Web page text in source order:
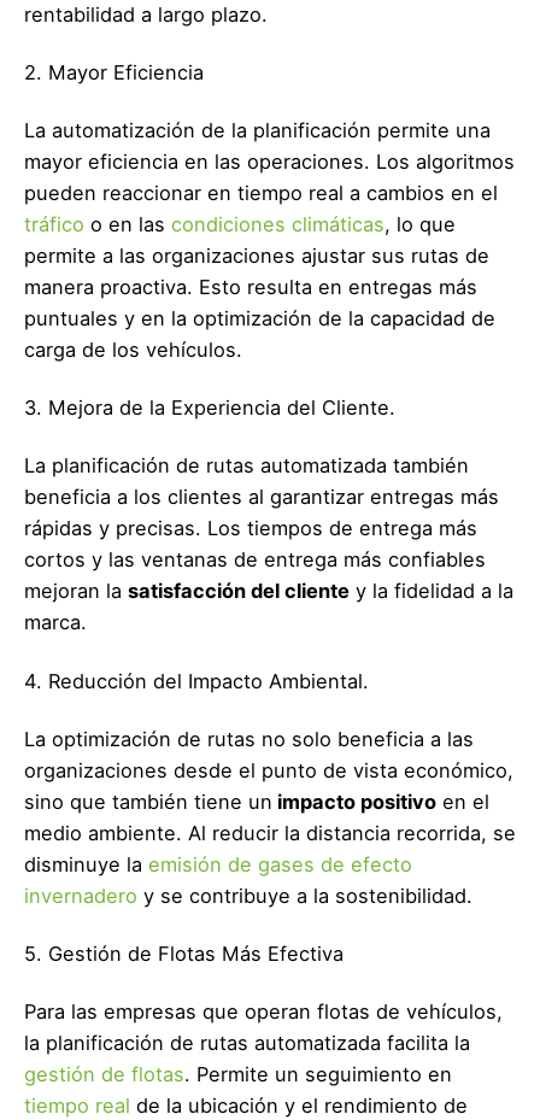
rentabilidad a largo plazo.
2. Mayor Eficiencia
La automatización de la planificación permite una
mayor eficiencia en las operaciones. Los algoritmos
pueden reaccionar en tiempo real a cambios en el
tráfico o en las condiciones climáticas, lo que
permite a las organizaciones ajustar sus rutas de
manera proactiva. Esto resulta en entregas más
puntuales y en la optimización de la capacidad de
carga de los vehículos.
3. Mejora de la Experiencia del Cliente.
La planificación de rutas automatizada también
beneficia a los clientes al garantizar entregas más
rápidas y precisas. Los tiempos de entrega más
cortos y las ventanas de entrega más confiables
mejoran la satisfacción del cliente y la fidelidad a la
marca.
4. Reducción del Impacto Ambiental.
La optimización de rutas no solo beneficia a las
organizaciones desde el punto de vista económico,
sino que también tiene un impacto positivo en el
medio ambiente. Al reducir la distancia recorrida, se
disminuye la emisión de gases de efecto
invernadero y se contribuye a la sostenibilidad.
5. Gestión de Flotas Más Efectiva
Para las empresas que operan flotas de vehículos,
la planificación de rutas automatizada facilita la
gestión de flotas. Permite un seguimiento en
tiempo real de la ubicación y el rendimiento de